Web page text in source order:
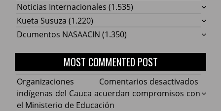
Noticias Internacionales (1.535)
Kueta Susuza (1.220)
Dcumentos NASAACIN (1.350)
MOST COMMENTED POST
Comentarios desactivados
Organizaciones
indígenas del Cauca acuerdan compromisos con
el Ministerio de Educación